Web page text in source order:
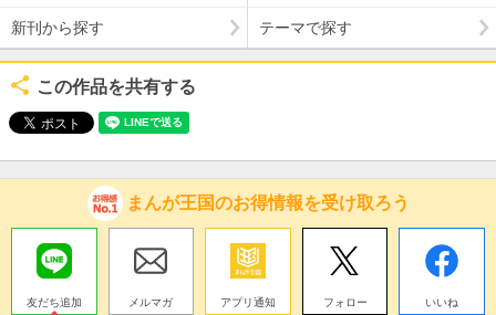
新刊から探す テーマで探す
この作品を共有する
まんが王国のお得情報を受け取ろう
友だち追加
メルマガ アプリ通知 フォロー いいね